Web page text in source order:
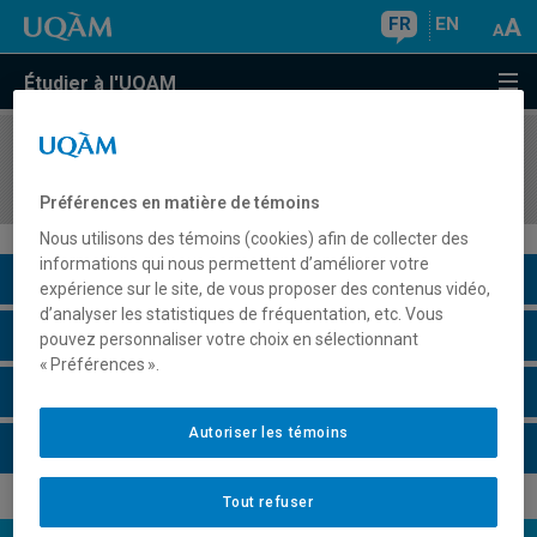
FR EN
Étudier à l'UQAM
COURS//
Description du cours
Horaire - Été 2026
Préférences en matière de témoins
Nous utilisons des témoins (cookies) afin de collecter des
informations qui nous permettent d’améliorer votre
expérience sur le site, de vous proposer des contenus vidéo,
d’analyser les statistiques de fréquentation, etc. Vous
pouvez personnaliser votre choix en sélectionnant
« Préférences ».
Tout refuser
Autoriser les témoins